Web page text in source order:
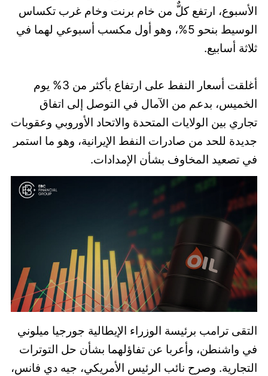
الأسبوع، ارتفع كلٌّ من خام برنت وخام غرب تكساس
الوسيط بنحو 5%، وهو أول مكسب أسبوعي لهما في
ثلاثة أسابيع.
أغلقت أسعار النفط على ارتفاع بأكثر من 3% يوم
الخميس، بدعم من الآمال في التوصل إلى اتفاق
تجاري بين الولايات المتحدة والاتحاد الأوروبي وعقوبات
جديدة للحد من صادرات النفط الإيرانية، وهو ما استمر
في تصعيد المخاوف بشأن الإمدادات.
التقى ترامب برئيسة الوزراء الإيطالية جورجيا ميلوني
في واشنطن، وأعربا عن تفاؤلهما بشأن حل التوترات
التجارية. وصرح نائب الرئيس الأمريكي، جيه دي فانس،